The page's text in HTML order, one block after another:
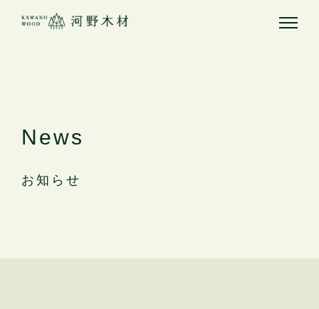
News
お知らせ